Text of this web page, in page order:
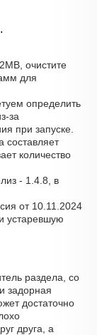
очистите
для
определить
за
при запуске.
составляет
количество
- 1.4.8, в
от 10.11.2024
устаревшую
раздела, со
задорная
достаточно
друга, а